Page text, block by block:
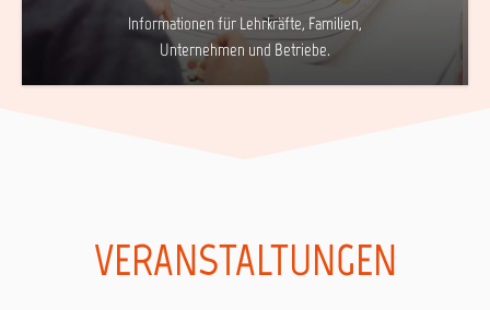
Informationen für Lehrkräfte, Familien,
Unternehmen und Betriebe.
VERANSTALTUNGEN